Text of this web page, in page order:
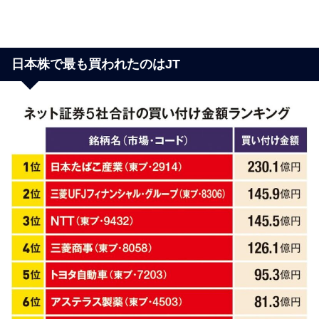
日本株で最も買われたのはJT